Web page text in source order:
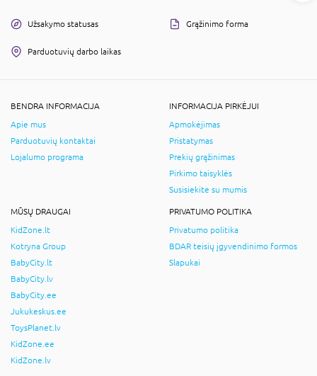
Užsakymo statusas Grąžinimo forma
Parduotuvių darbo laikas
BENDRA INFORMACIJA
Apie mus
Parduotuvių kontaktai
Lojalumo programa
INFORMACIJA PIRKĖJUI
Apmokėjimas
Pristatymas
Prekių grąžinimas
Pirkimo taisyklės
Susisiekite su mumis
MŪSŲ DRAUGAI
KidZone.lt
Kotryna Group
BabyCity.lt
BabyCity.lv
BabyCity.ee
Jukukeskus.ee
ToysPlanet.lv
KidZone.ee
KidZone.lv
PRIVATUMO POLITIKA
Privatumo politika
BDAR teisių įgyvendinimo formos
Slapukai